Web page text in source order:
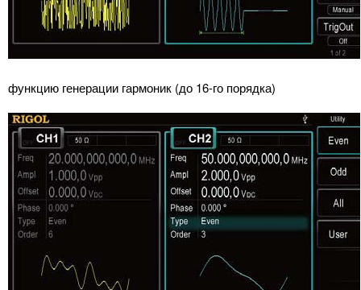
функцию генерации гармоник (до 16-го порядка)